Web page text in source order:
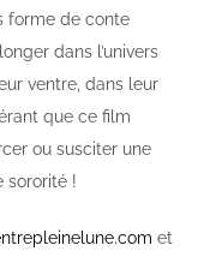
forme de conte
dans l’univers
ventre, dans leur
que ce film
ou susciter une
sororité !
et